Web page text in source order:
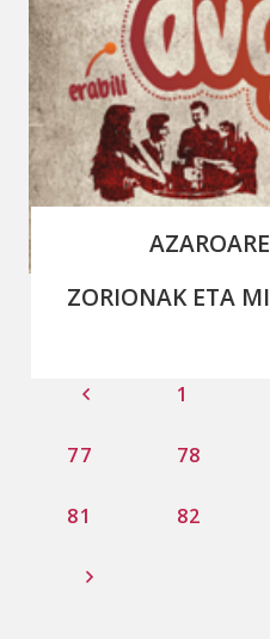
ZORIONAK ETA
1
77 78
81 82